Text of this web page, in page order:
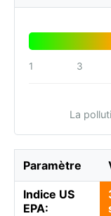
1 3
La
Paramètre
Indice US
EPA: